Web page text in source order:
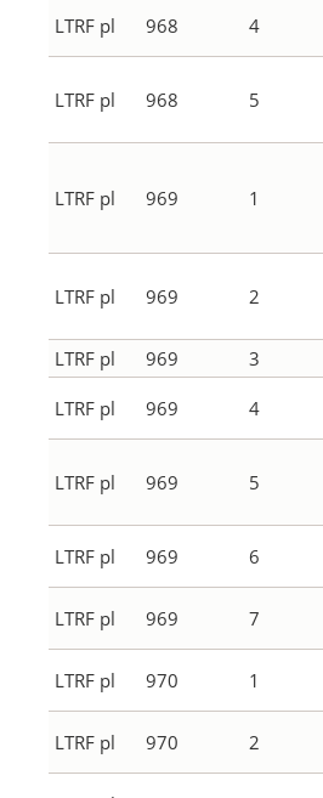
LTRF pl 968 4
LTRF pl 968 5
LTRF pl 969 1
LTRF pl 969 2
LTRF pl 969 3
LTRF pl 969 4
LTRF pl 969 5
LTRF pl 969 6
LTRF pl 969 7
LTRF pl 970 1
LTRF pl 970 2